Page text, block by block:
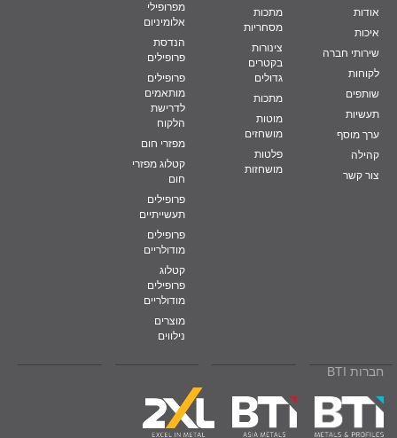
אודות
איכות
שירותי חברה
לקוחות
שותפים
תעשיות
ערך מוסף
קהילה
צור קשר
מתכות
מסחריות
צינורות
בקטרים
גדולים
מתכות
מוטות
מושחזים
פלטות
מושחזות
מפרופילי
אלומיניום
הנדסת
פרופילים
פרופילים
מותאמים
לדרישת
הלקוח
מפזרי חום
קטלוג מפזרי
חום
פרופילים
תעשייתיים
פרופילים
מודולריים
קטלוג
פרופילים
מודולריים
מוצרים
נילווים
חברות BTI